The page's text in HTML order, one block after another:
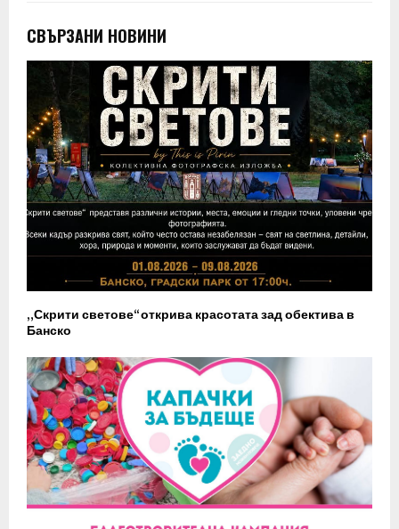
СВЪРЗАНИ НОВИНИ
„Скрити светове“ открива красотата зад обектива в
Банско